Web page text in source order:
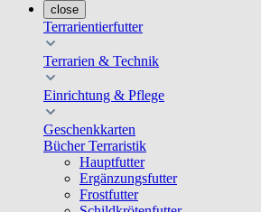
close
Terrarientierfutter
Terrarien & Technik
Einrichtung & Pflege
Geschenkkarten
Bücher Terraristik
Hauptfutter
Ergänzungsfutter
Frostfutter